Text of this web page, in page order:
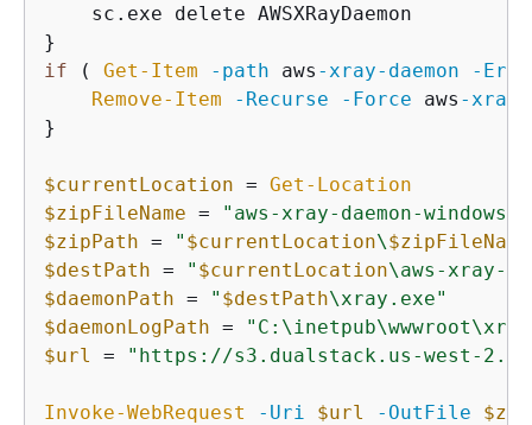
    sc.exe delete AWSXRayDaemon
if ( Get-Item -path aws -xray-daemon
-
Remove-Item
-Recurse -Force aws -xray
}
$currentLocation = Get-Location
$zipFileName =
"aws-xray-daemon-
$zipPath = " $currentLocation\$zipFileName
$destPath = " $currentLocation\aws-xray-
$daemonPath = " $destPath\xray.exe"
$daemonLogPath =
$url
= "https://s3.dualstack.us-west-
Invoke-WebRequest -Uri $url -OutFile